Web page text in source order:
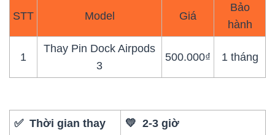
STT Model Giá
Bảo
hành
1
Thay Pin Dock Airpods
3
500.000₫ 1 tháng
✅ Thời gian thay 💛 2-3 giờ